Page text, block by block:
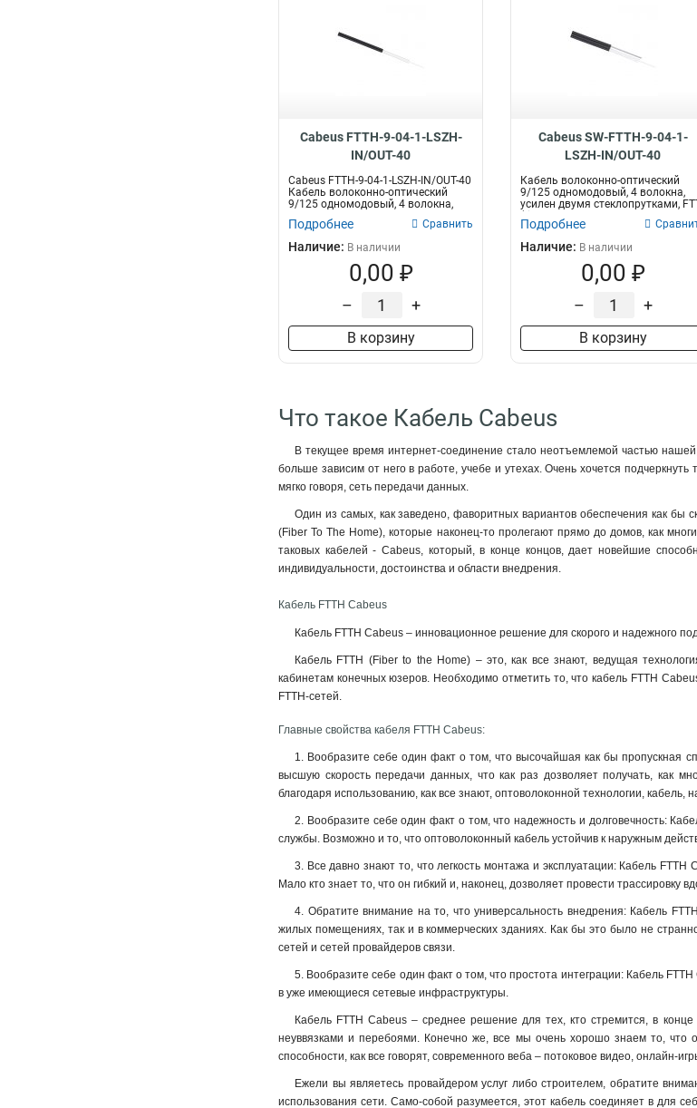
Cabeus FTTH-9-04-1-LSZH-
IN/OUT-40
Cabeus FTTH-9-04-1-LSZH-IN/OUT-40
Кабель волоконно-оптический
9/125 одномодовый, 4 волокна,
Подробнее Сравнить
Наличие: В наличии
0,00 ₽
– +
В корзину
Cabeus SW-FTTH-9-04-1-
LSZH-IN/OUT-40
Кабель волоконно-оптический
9/125 одномодовый, 4 волокна,
усилен двумя стеклопрутками,
Подробнее
Наличие: В наличии
0,00 ₽
– +
В корзину
Что такое Кабель Cabeus
В текущее время интернет-соединение стало неотъемлемой частью
больше зависим от него в работе, учебе и утехах. Очень хочется
мягко говоря, сеть передачи данных.
Один из самых, как заведено, фаворитных вариантов обеспечения как бы
(Fiber To The Home), которые наконец-то пролегают прямо до домов, как
таковых кабелей - Cabeus, который, в конце концов, дает новейшие
индивидуальности, достоинства и области внедрения.
Кабель FTTH Cabeus
Кабель FTTH Cabeus – инновационное решение для скорого и надежного
Кабель FTTH (Fiber to the Home) – это, как все знают, ведущая
кабинетам конечных юзеров. Необходимо отметить то, что кабель FTTH
FTTH-сетей.
Главные свойства кабеля FTTH Cabeus:
1. Вообразите себе один факт о том, что высочайшая как бы пропускная
высшую скорость передачи данных, что как раз дозволяет получать, как
благодаря использованию, как все знают, оптоволоконной технологии,
2. Вообразите себе один факт о том, что надежность и долговечность:
службы. Возможно и то, что оптоволоконный кабель устойчив к наружным
3. Все давно знают то, что легкость монтажа и эксплуатации: Кабель
Мало кто знает то, что он гибкий и, наконец, дозволяет провести трассировку
4. Обратите внимание на то, что универсальность внедрения: Кабель
жилых помещениях, так и в коммерческих зданиях. Как бы это было не
сетей и сетей провайдеров связи.
5. Вообразите себе один факт о том, что простота интеграции: Кабель
в уже имеющиеся сетевые инфраструктуры.
Кабель FTTH Cabeus – среднее решение для тех, кто стремится, в
неуввязками и перебоями. Конечно же, все мы очень хорошо знаем то, что
способности, как все говорят, современного веба – потоковое видео, онлайн-
Ежели вы являетесь провайдером услуг либо строителем, обратите
использования сети. Само-собой разумеется, этот кабель соединяет в для